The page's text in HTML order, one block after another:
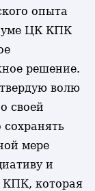
опыта
ЦК КПК
решение.
волю
своей
мере
и
КПК, которая